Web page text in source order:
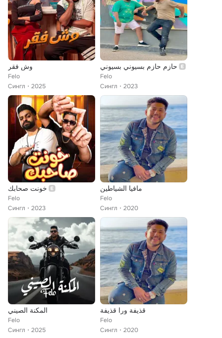
وش فقر
Felo
Сингл
2025
حازم حازم بسيوني بسيوني
Felo
Сингл
2023
خونت صحابك
Felo
Сингл
2023
مافيا الشياطين
Felo
Сингл
2020
المكنة الصيني
Felo
Сингл
2025
قذيفة ورا قذيفة
Felo
Сингл
2020